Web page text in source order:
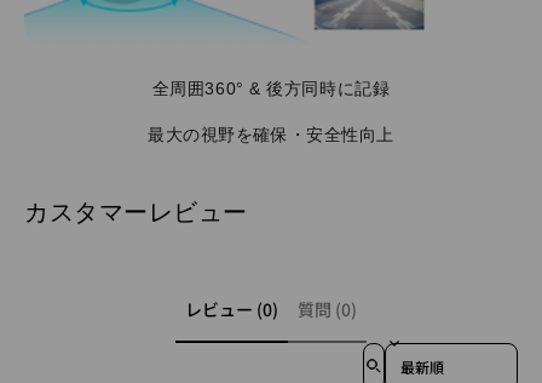
全周囲360° & 後方同時に記録
最大の視野を確保・安全性向上
カスタマーレビュー
レビュー (0) 質問 (0)
Sort reviews by